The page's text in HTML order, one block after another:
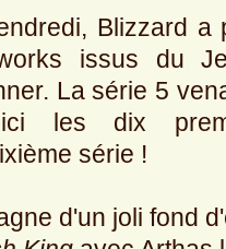
Blizzard a
issus du
La série 5
les dix
série !
d'un joli fond